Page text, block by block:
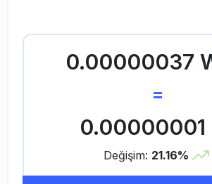
0.00000037
=
0.00000001
Değişim: 21.16%